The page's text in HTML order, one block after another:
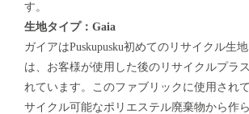
す。
生地タイプ：Gaia
ガイアはPuskupusku初めてのリサイクル生
は、お客様が使用した後のリサイクルプラ
れています。このファブリックに使用され
サイクル可能なポリエステル廃棄物から作ら